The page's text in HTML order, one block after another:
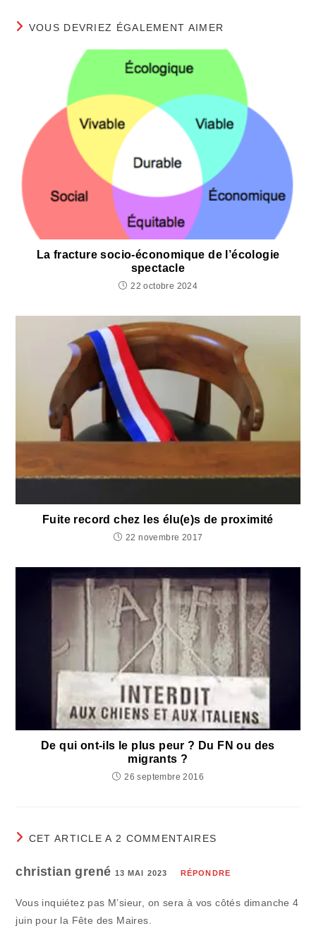
VOUS DEVRIEZ ÉGALEMENT AIMER
La fracture socio-économique de l’écologie
spectacle
22 octobre 2024
Fuite record chez les élu(e)s de proximité
22 novembre 2017
De qui ont-ils le plus peur ? Du FN ou des
migrants ?
26 septembre 2016
CET ARTICLE A 2 COMMENTAIRES
christian grené 13 MAI 2023 RÉPONDRE
Vous inquiétez pas M’sieur, on sera à vos côtés dimanche 4
juin pour la Fête des Maires.